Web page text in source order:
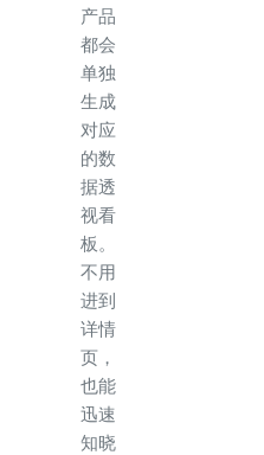
产品
都会
单独
生成
对应
的数
据透
视看
板。
不用
进到
详情
页，
也能
迅速
知晓